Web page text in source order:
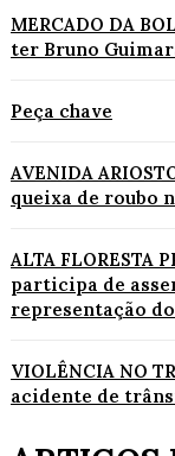
MERCADO DA
ter Bruno
Peça chave
AVENIDA
queixa de roubo
ALTA FLORESTA
participa de
representação
VIOLÊNCIA NO
acidente de